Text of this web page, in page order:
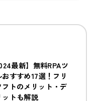
最新】無料RPAツ
おすすめ17選！フリ
フトのメリット・デ
ットも解説